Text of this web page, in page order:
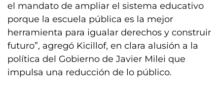
el mandato de ampliar el sistema educativo
porque la escuela pública es la mejor
herramienta para igualar derechos y construir
futuro”, agregó Kicillof, en clara alusión a la
política del Gobierno de Javier Milei que
impulsa una reducción de lo público.